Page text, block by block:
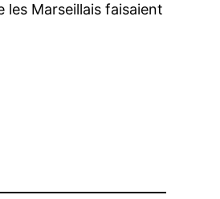
les Marseillais faisaient